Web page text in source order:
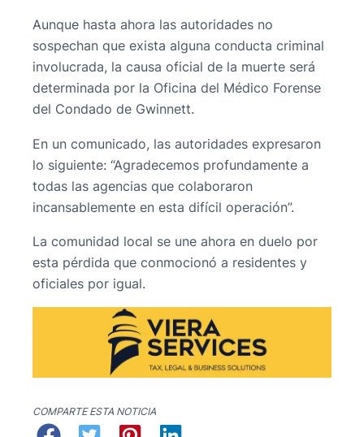
Aunque hasta ahora las autoridades no
sospechan que exista alguna conducta criminal
involucrada, la causa oficial de la muerte será
determinada por la Oficina del Médico Forense
del Condado de Gwinnett.
En un comunicado, las autoridades expresaron
lo siguiente: “Agradecemos profundamente a
todas las agencias que colaboraron
incansablemente en esta difícil operación”.
La comunidad local se une ahora en duelo por
esta pérdida que conmocionó a residentes y
oficiales por igual.
COMPARTE ESTA NOTICIA